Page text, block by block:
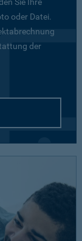
oder Datei.
der